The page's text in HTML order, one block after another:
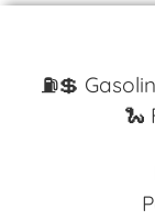
⛽️💲
🐍